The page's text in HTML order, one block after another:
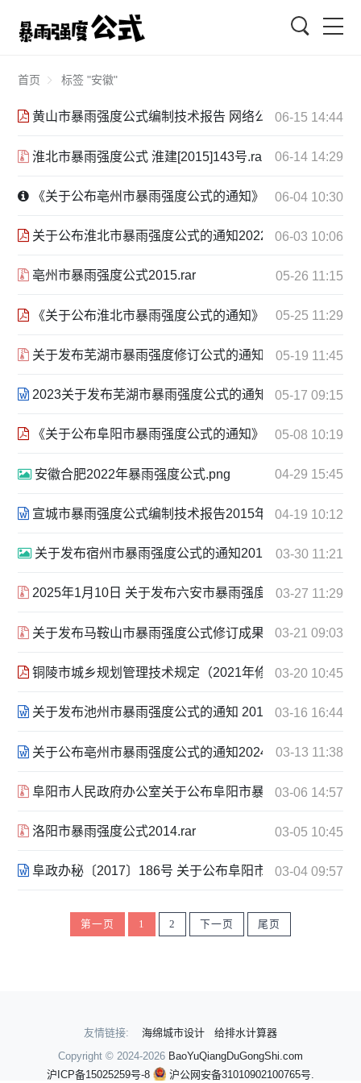
首页 标签 "安徽"
黄山市暴雨强度公式编制技术报告 网络公布简稿06-15 14:44
淮北市暴雨强度公式 淮建[2015]143号.rar 06-14 14:29
《关于公布亳州市暴雨强度公式的通知》政策解读2024-
06-04 10:30
关于公布淮北市暴雨强度公式的通知2022.11.28.pdf
06-03 10:06
亳州市暴雨强度公式2015.rar 05-26 11:15
《关于公布淮北市暴雨强度公式的通知》淮住建05-25 11:29
关于发布芜湖市暴雨强度修订公式的通知 2015.rar
05-19 11:45
2023关于发布芜湖市暴雨强度公式的通知.doc05-17 09:15
《关于公布阜阳市暴雨强度公式的通知》 阜城管05-08 10:19
安徽合肥2022年暴雨强度公式.png 04-29 15:45
宣城市暴雨强度公式编制技术报告2015年10月.doc
04-19 10:12
关于发布宿州市暴雨强度公式的通知2016年11月.png
03-30 11:21
2025年1月10日 关于发布六安市暴雨强度公式和设计降
03-27 11:29
关于发布马鞍山市暴雨强度公式修订成果的通知 2024年
03-21 09:03
铜陵市城乡规划管理技术规定（2021年修订）铜政办
03-20 10:45
关于发布池州市暴雨强度公式的通知 2015年.doc03-16 16:44
关于公布亳州市暴雨强度公式的通知2024.docx03-13 11:38
阜阳市人民政府办公室关于公布阜阳市暴雨强度公式的通
03-06 14:57
洛阳市暴雨强度公式2014.rar 03-05 10:45
阜政办秘〔2017〕186号 关于公布阜阳市暴雨强度公式的
03-04 09:57
第一页 1 2 下一页 尾页
友情链接: 海绵城市设计
给排水计算器
Copyright © 2024-2026 BaoYuQiangDuGongShi.com
沪ICP备15025259号-8
沪公网安备31010902100765号.